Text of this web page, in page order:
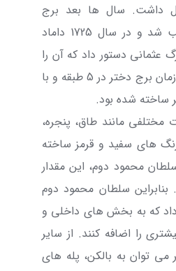
سال ها بعد برج
دختر استانبول تخریب شد و در سال 1725 داماد
عثمانی دستور داد که آن را
بازسازی کنند. در این زمان برج دختر در 5 طبقه و با
ساخته شده بود.
مختلفی مانند طاق، پنجره،
های سفید و قرمز ساخته
محمود دوم، این مقدار
بنابراین سلطان محمود دوم
دستور داد که به بخش های داخلی و
را اضافه کنند. از سایر
توان به بالکن، پله های